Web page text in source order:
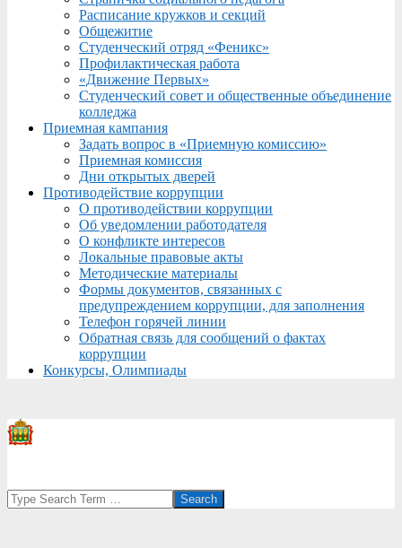
Расписание кружков и секций
Общежитие
Студенческий отряд «Феникс»
Профилактическая работа
«Движение Первых»
Студенческий совет и общественные объединение
колледжа
Приемная кампания
Задать вопрос в «Приемную комиссию»
Приемная комиссия
Дни открытых дверей
Противодействие коррупции
О противодействии коррупции
Об уведомлении работодателя
О конфликте интересов
Локальные правовые акты
Методические материалы
Формы документов, связанных с
предупреждением коррупции, для заполнения
Телефон горячей линии
Обратная связь для сообщений о фактах
коррупции
Конкурсы, Олимпиады
Search